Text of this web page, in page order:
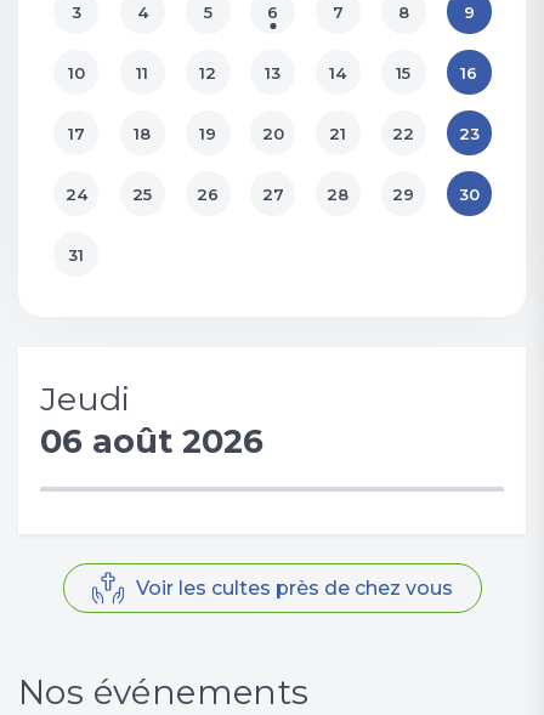
3 4 5 6 7 8 9
10 11 12 13 14 15 16
17 18 19 20 21 22 23
24 25 26 27 28 29 30
31
Jeudi
06 août 2026
Voir les cultes près de chez vous
Nos événements